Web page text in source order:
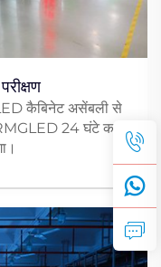
कैबिनेट असेंबली से
24 घंटे का